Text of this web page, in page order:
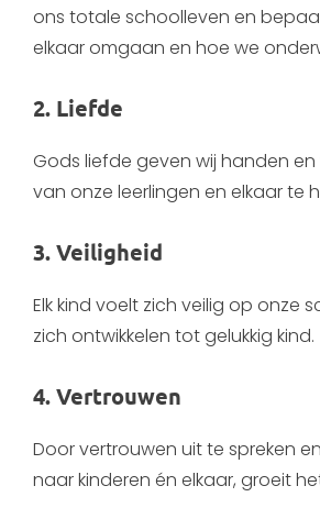
ons totale schoolleven en
elkaar omgaan en hoe we
2. Liefde
Gods liefde geven wij handen
van onze leerlingen en elkaar te
3. Veiligheid
Elk kind voelt zich veilig op onze
zich ontwikkelen tot gelukkig kind.
4. Vertrouwen
Door vertrouwen uit te spreken
naar kinderen én elkaar, groeit